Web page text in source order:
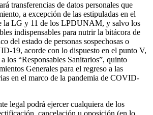
transferencias de datos personales que
a excepción de las estipuladas en el
la LG y 11 de los LPDUNAM, y salvo los
indispensables para nutrir la bitácora de
del estado de personas sospechosas o
19, acorde con lo dispuesto en el punto V,
los “Responsables Sanitarios”, quinto
Generales para el regreso a las
en el marco de la pandemia de COVID-
legal podrá ejercer cualquiera de los